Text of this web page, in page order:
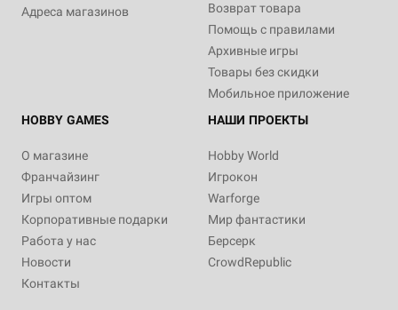
Адреса магазинов
Возврат товара
Помощь с правилами
Архивные игры
Товары без скидки
Мобильное приложение
HOBBY GAMES
О магазине
Франчайзинг
Игры оптом
Корпоративные подарки
Работа у нас
Новости
Контакты
НАШИ ПРОЕКТЫ
Hobby World
Игрокон
Warforge
Мир фантастики
Берсерк
CrowdRepublic